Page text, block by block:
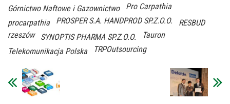
Górnictwo Naftowe i Gazownictwo
Pro Carpathia
procarpathia
PROSPER S.A. HANDPROD SP.Z.O.O.
RESBUD
rzeszów
SYNOPTIS PHARMA SP.Z.O.O.
Tauron
Telekomunikacja Polska
TRPOutsourcing